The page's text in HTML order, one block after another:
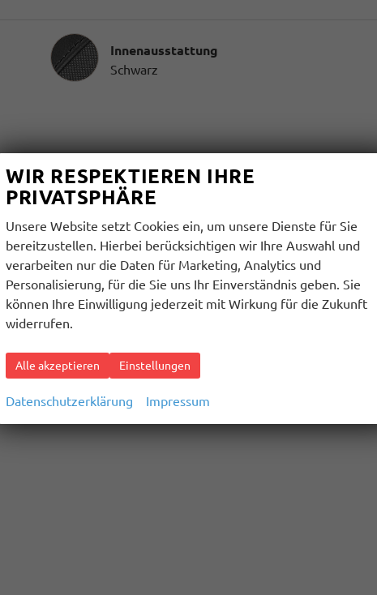
InnenausstattungInnenausstattung
Schwarz
WIR RESPEKTIEREN IHRE
PRIVATSPHÄRE
Unsere Website setzt Cookies ein, um unsere Dienste für Sie
bereitzustellen. Hierbei berücksichtigen wir Ihre Auswahl und
verarbeiten nur die Daten für Marketing, Analytics und
Personalisierung, für die Sie uns Ihr Einverständnis geben. Sie
können Ihre Einwilligung jederzeit mit Wirkung für die Zukunft
widerrufen.
Alle akzeptieren Einstellungen
Datenschutzerklärung Impressum